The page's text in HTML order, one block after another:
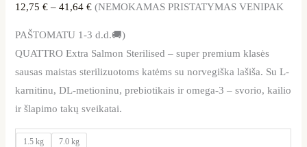
12,75€ – 41,64€ (NEMOKAMAS PRISTATYMAS VENIPAK
PAŠTOMATU 1-3 d.d.🚚)
QUATTRO Extra Salmon Sterilised – super premium klasės
sausas maistas sterilizuotoms katėms su norvegiška lašiša. Su L-
karnitinu, DL-metioninu, prebiotikais ir omega-3 – svorio, kailio
ir šlapimo takų sveikatai.
1.5 kg 7.0 kg